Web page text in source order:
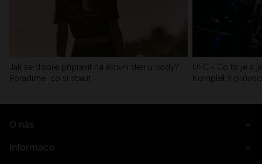
Jak se dobře připravit na aktivní den u vody?
Poradíme, co si sbalit
UFC - Co to je a
Kompletní
O nás
Informace